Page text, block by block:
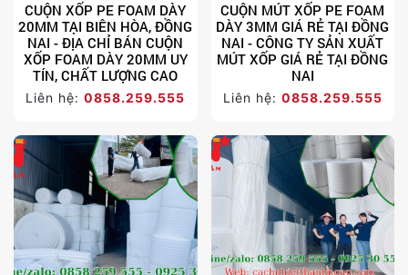
CUỘN XỐP PE FOAM DÀY
20MM TẠI BIÊN HÒA, ĐỒNG
NAI - ĐỊA CHỈ BÁN CUỘN
XỐP FOAM DÀY 20MM UY
TÍN, CHẤT LƯỢNG CAO
Liên hệ:0858.259.555
CUỘN MÚT XỐP PE FOAM
DÀY 3MM GIÁ RẺ TẠI ĐỒNG
NAI - CÔNG TY SẢN XUẤT
MÚT XỐP GIÁ RẺ TẠI ĐỒNG
NAI
Liên hệ: 0858.259.555